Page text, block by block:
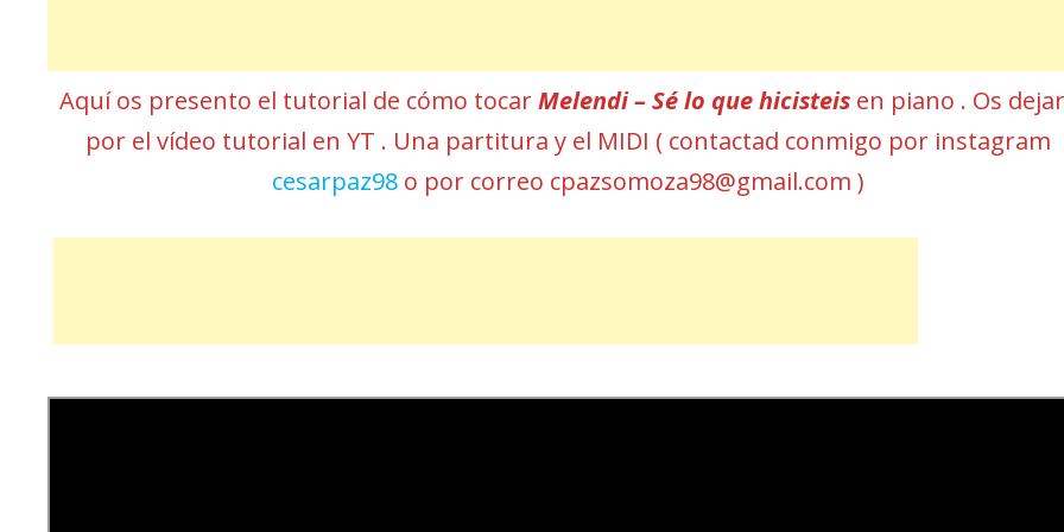
Aquí os presento el tutorial de cómo tocarMelendi – Sé lo que hicisteis en piano . Os
por el vídeo tutorial en YT . Una partitura y el MIDI ( contactad conmigo por instagram
cesarpaz98 o por correo cpazsomoza98@gmail.com )